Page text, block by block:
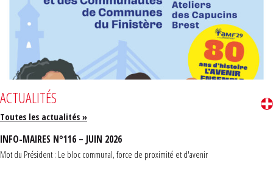
ACTUALITÉS
Toutes les actualités »
INFO-MAIRES N°116 – JUIN 2026
Mot du Président : Le bloc communal, force de proximité et d'avenir